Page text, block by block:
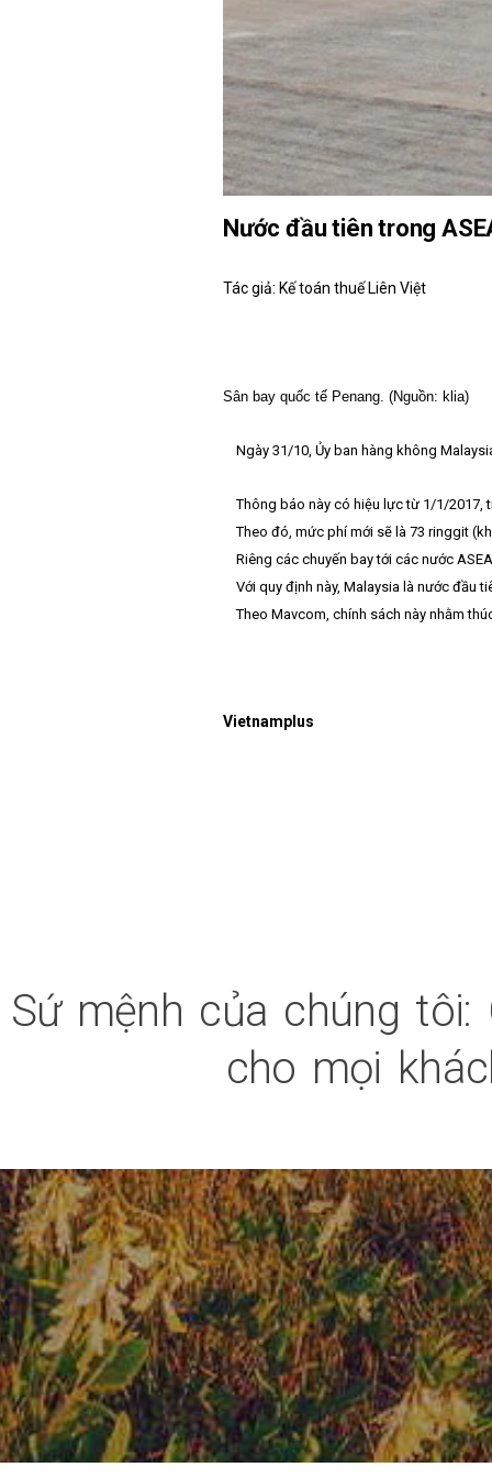
Nước đầu tiên trong
Tác giả: Kế toán thuế Liên Việt
Sân bay quốc tế Penang. (Nguồn: klia)
Ngày 31/10, Ủy ban hàng không
Thông báo này có hiệu lực từ 1/1/2017,
Theo đó, mức phí mới sẽ là 73 ringgit
Riêng các chuyến bay tới các nước
Với quy định này, Malaysia là nước đầu
Theo Mavcom, chính sách này nhằm
Vietnamplus
Sứ mệnh của chúng
cho mọi